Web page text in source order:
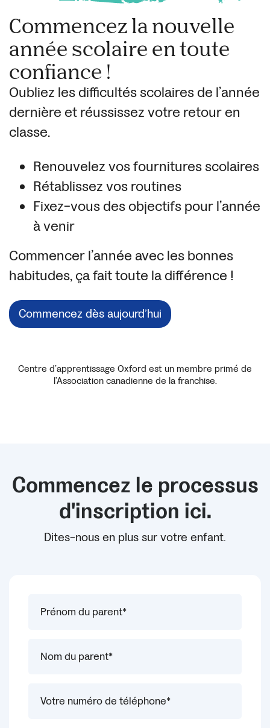
Commencez la nouvelle
année scolaire en toute
confiance !
Oubliez les difficultés scolaires de l’année
dernière et réussissez votre retour en
classe.
Renouvelez vos fournitures scolaires
Rétablissez vos routines
Fixez-vous des objectifs pour l’année
à venir
Commencer l’année avec les bonnes
habitudes, ça fait toute la différence !
Commencez dès aujourd’hui
Centre d’apprentissage Oxford est un membre primé de
l’Association canadienne de la franchise.
Commencez le processus
d'inscription ici.
Dites-nous en plus sur votre enfant.